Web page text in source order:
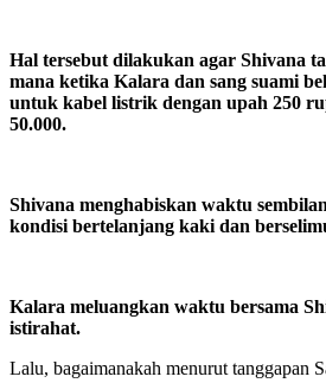
Hal tersebut dilakukan agar Shivana
mana ketika Kalara dan sang suami
untuk kabel listrik dengan upah 250
50.000.
Shivana menghabiskan waktu
kondisi bertelanjang kaki dan
Kalara meluangkan waktu bersama
istirahat.
Lalu, bagaimanakah menurut tanggapan